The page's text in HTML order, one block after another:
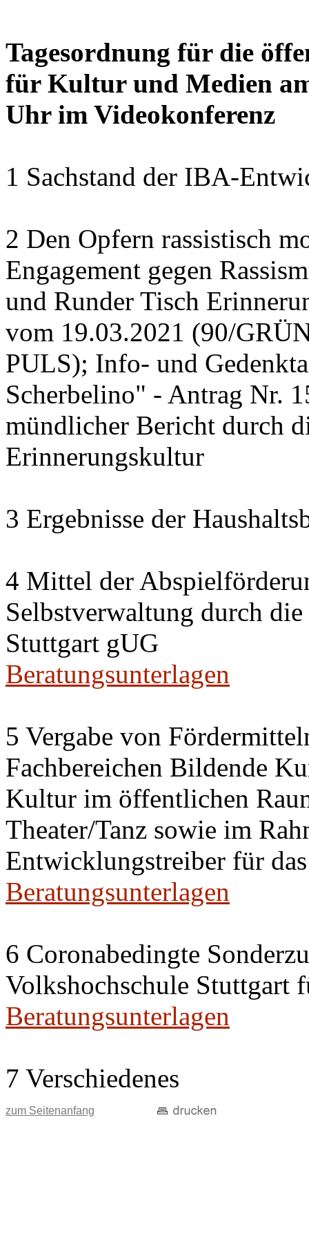
Tagesordnung für die
für Kultur und Medien
Uhr im Videokonferenz
1 Sachstand der IBA-
2 Den Opfern rassistisch
Engagement gegen
und Runder Tisch
vom 19.03.2021 (90/
PULS); Info- und
Scherbelino" - Antrag Nr.
mündlicher Bericht durch
Erinnerungskultur
3 Ergebnisse der
4 Mittel der
Selbstverwaltung durch die
Stuttgart gUG
Beratungsunterlagen
5 Vergabe von
Fachbereichen Bildende
Kultur im öffentlichen
Theater/Tanz sowie im
Entwicklungstreiber für
Beratungsunterlagen
6 Coronabedingte
Volkshochschule Stuttgart
Beratungsunterlagen
7 Verschiedenes
zum Seitenanfang